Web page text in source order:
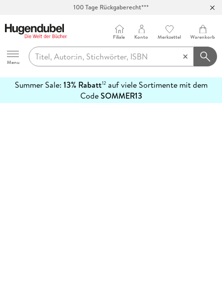
100 Tage Rückgaberecht***
Hugendubel
Menu
Filiale Konto Merkzettel Warenkorb
Summer Sale: 13% Rabatt12auf viele Sortimente mit dem
CodeSOMMER13
erfahren